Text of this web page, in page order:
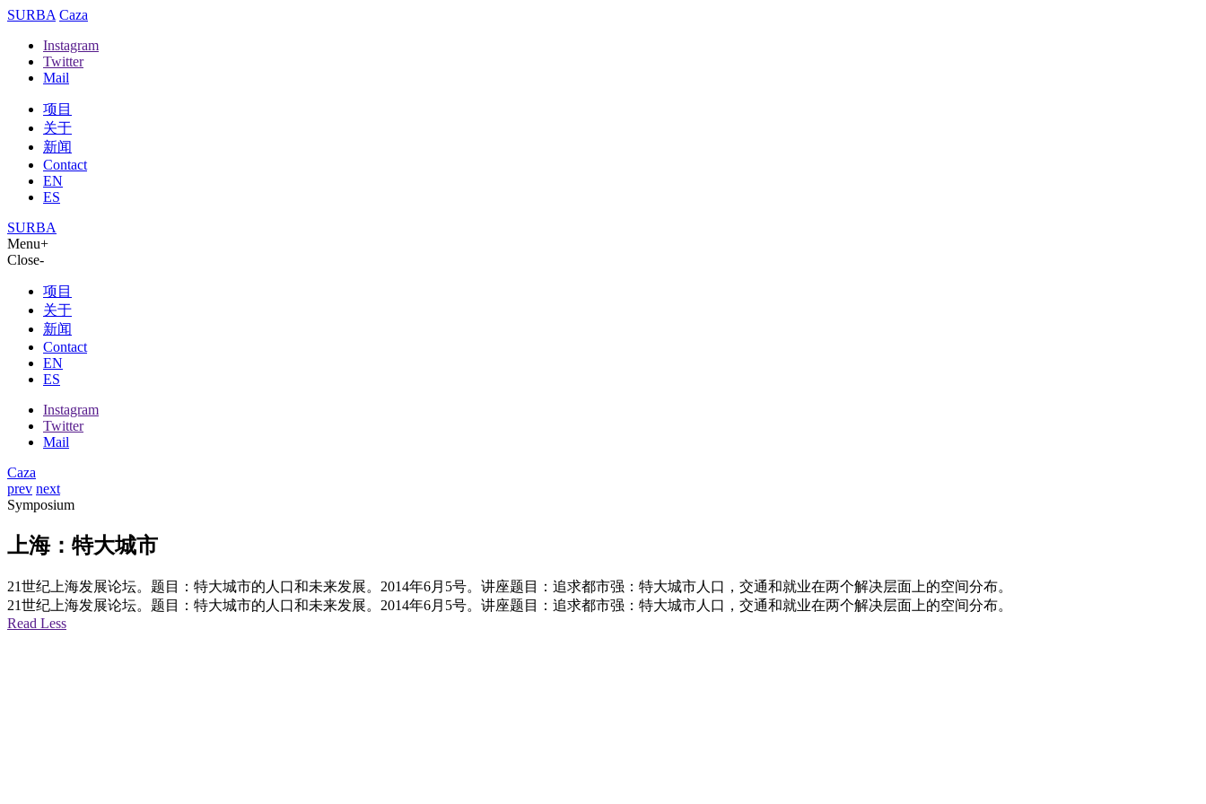
holiganbet
SURBA Caza
Instagram
Twitter
Mail
项目
关于
新闻
Contact
EN
ES
SURBA
Menu+
Close-
项目
关于
新闻
Contact
EN
ES
Instagram
Twitter
Mail
Caza
prev next
Symposium
上海：特大城市
21世纪上海发展论坛。题目：特大城市的人口和未来发展。2014年6月5号。讲座题目：追求都市强：特大城市人口，交通和就业在两个解决层面上的空间分布。
21世纪上海发展论坛。题目：特大城市的人口和未来发展。2014年6月5号。讲座题目：追求都市强：特大城市人口，交通和就业在两个解决层面上的空间分布。
Read Less